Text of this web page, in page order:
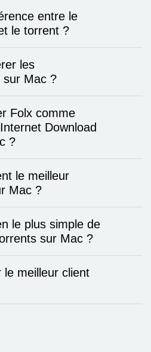
entre le
le torrent ?
les
sur Mac ?
Folx comme
Download
?
le meilleur
Mac ?
le plus simple de
sur Mac ?
le meilleur client